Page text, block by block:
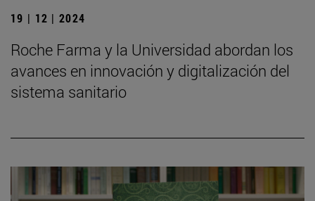
19 | 12 | 2024
Roche Farma y la Universidad abordan los
avances en innovación y digitalización del
sistema sanitario